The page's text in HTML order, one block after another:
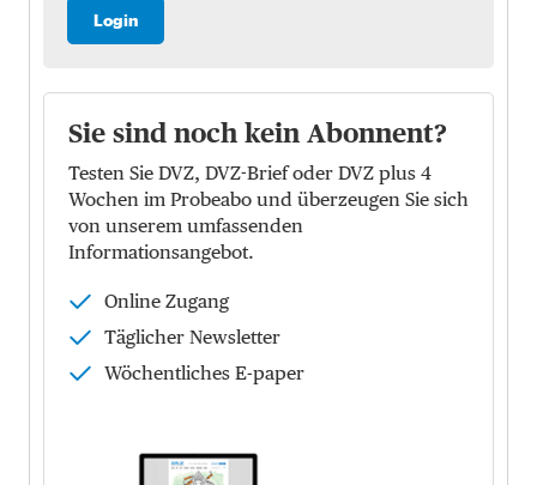
Login
Sie sind noch kein Abonnent?
Testen Sie DVZ, DVZ-Brief oder DVZ plus 4
Wochen im Probeabo und überzeugen Sie sich
von unserem umfassenden
Informationsangebot.
Online Zugang
Täglicher Newsletter
Wöchentliches E-paper